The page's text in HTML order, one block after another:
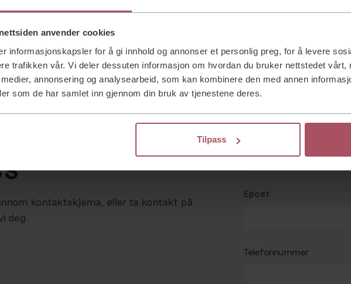
anvender cookies
informasjonskapsler for å gi innhold og annonser et personlig preg, for å levere
trafikken vår. Vi deler dessuten informasjon om hvordan du bruker nettstedet vårt,
annonsering og analysearbeid, som kan kombinere den med annen
som de har samlet inn gjennom din bruk av tjenestene deres.
Tilpass
kontaktskjema, eller ta kontakt på
deg.
Epost
Telefonnummer